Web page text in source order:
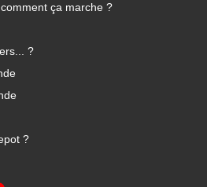
ça marche ?
?
?